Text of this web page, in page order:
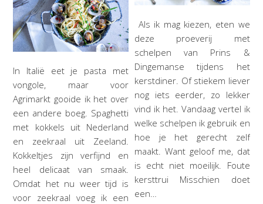
In Italië eet je pasta met
vongole, maar voor
Agrimarkt gooide ik het over
een andere boeg. Spaghetti
met kokkels uit Nederland
en zeekraal uit Zeeland.
Kokkeltjes zijn verfijnd en
heel delicaat van smaak.
Omdat het nu weer tijd is
voor zeekraal voeg ik een
Als ik mag kiezen, eten we
deze proeverij met
schelpen van Prins &
Dingemanse tijdens het
kerstdiner. Of stiekem liever
nog iets eerder, zo lekker
vind ik het. Vandaag vertel ik
welke schelpen ik gebruik en
hoe je het gerecht zelf
maakt. Want geloof me, dat
is echt niet moeilijk. Foute
kersttrui Misschien doet
een…